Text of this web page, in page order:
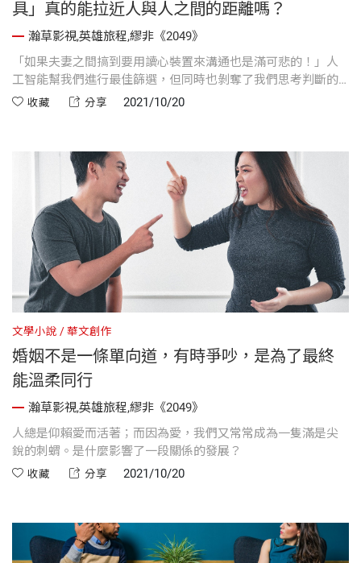
具」真的能拉近人與人之間的距離嗎？
瀚草影視,英雄旅程,繆非《2049》
「如果夫妻之間搞到要用讀心裝置來溝通也是滿可悲的！」人
工智能幫我們進行最佳篩選，但同時也剝奪了我們思考判斷的
能力。
收藏 分享 2021/10/20
文學小說 華文創作
婚姻不是一條單向道，有時爭吵，是為了最終
能溫柔同行
瀚草影視,英雄旅程,繆非《2049》
人總是仰賴愛而活著；而因為愛，我們又常常成為一隻滿是尖
銳的刺蝟。是什麼影響了一段關係的發展？
收藏 分享 2021/10/20